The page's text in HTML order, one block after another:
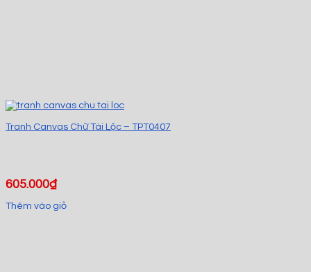
Tranh Canvas Chữ Tài Lộc – TPT0407
605.000₫
Thêm vào giỏ